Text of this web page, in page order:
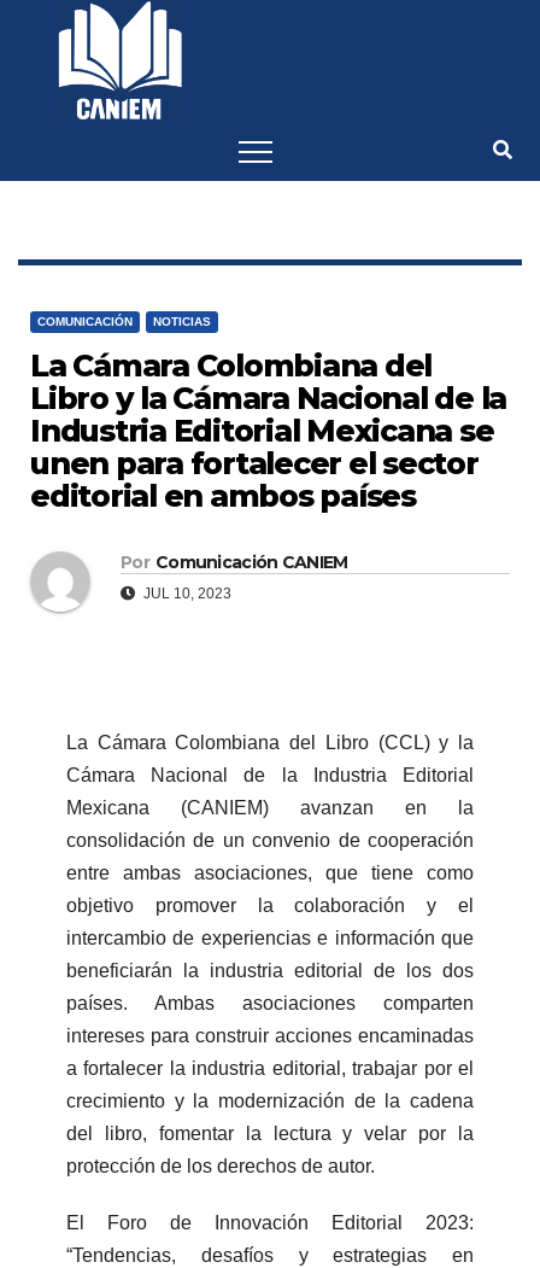
COMUNICACIÓN NOTICIAS
La Cámara Colombiana del
Libro y la Cámara Nacional de la
Industria Editorial Mexicana se
unen para fortalecer el sector
editorial en ambos países
Por Comunicación CANIEM
JUL 10, 2023
La Cámara Colombiana del Libro (CCL) y la
Cámara Nacional de la Industria Editorial
Mexicana (CANIEM) avanzan en la
consolidación de un convenio de cooperación
entre ambas asociaciones, que tiene como
objetivo promover la colaboración y el
intercambio de experiencias e información que
beneficiarán la industria editorial de los dos
países. Ambas asociaciones comparten
intereses para construir acciones encaminadas
a fortalecer la industria editorial, trabajar por el
crecimiento y la modernización de la cadena
del libro, fomentar la lectura y velar por la
protección de los derechos de autor.
El Foro de Innovación Editorial 2023:
“Tendencias, desafíos y estrategias en